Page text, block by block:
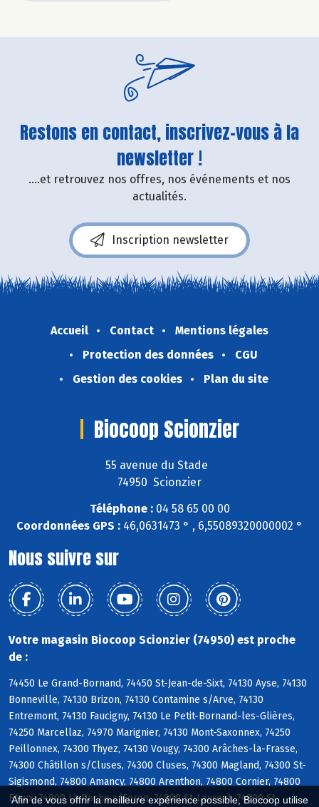
Afin de vous offrir la meilleure expérience possible, Biocoop utilise
Restons en contact, inscrivez-vous à la
newsletter !
....et retrouvez nos offres, nos événements et nos
actualités.
Inscription newsletter
Accueil Contact
Mentions légales
Protection des données
CGU
Gestion des cookies
Plan du site
Biocoop Scionzier
55 avenue du Stade
74950 Scionzier
Téléphone :04 58 65 00 00
Coordonnées GPS : 46,0631473 ° , 6,55089320000002 °
Nous suivre sur
Votre magasin Biocoop Scionzier (74950) est proche
de :
74450 Le Grand-Bornand, 74450 St-Jean-de-Sixt, 74130 Ayse, 74130
Bonneville, 74130 Brizon, 74130 Contamine s/Arve, 74130
Entremont, 74130 Faucigny, 74130 Le Petit-Bornand-les-Glières,
74250 Marcellaz, 74970 Marignier, 74130 Mont-Saxonnex, 74250
Peillonnex, 74300 Thyez, 74130 Vougy, 74300 Arâches-la-Frasse,
74300 Châtillon s/Cluses, 74300 Cluses, 74300 Magland, 74300 St-
Sigismond, 74800 Amancy, 74800 Arenthon, 74800 Cornier, 74800
Etaux, 74800 La Roche s/Foron, 74800 St-Laurent, 74800 St-